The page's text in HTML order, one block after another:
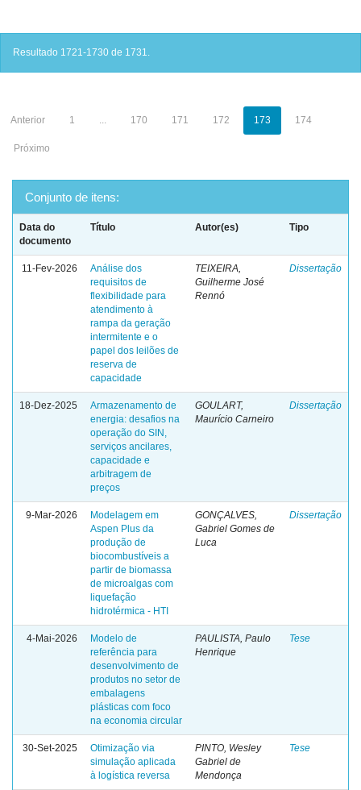
Resultado 1721-1730 de 1731.
Anterior 1 ... 170 171 172 173 174
Próximo
Conjunto de itens:
Data do
documento
Título Autor(es) Tipo
11-Fev-2026
Análise dos
requisitos de
flexibilidade para
atendimento à
rampa da geração
intermitente e o
papel dos leilões de
reserva de
capacidade
TEIXEIRA,
Guilherme José
Rennó
Dissertação
18-Dez-2025
Armazenamento de
energia: desafios na
operação do SIN,
serviços ancilares,
capacidade e
arbitragem de
preços
GOULART,
Maurício Carneiro
Dissertação
9-Mar-2026
Modelagem em
Aspen Plus da
produção de
biocombustíveis a
partir de biomassa
de microalgas com
liquefação
hidrotérmica - HTI
GONÇALVES,
Gabriel Gomes de
Luca
Dissertação
4-Mai-2026
Modelo de
referência para
desenvolvimento de
produtos no setor de
embalagens
plásticas com foco
na economia circular
PAULISTA, Paulo
Henrique
Tese
30-Set-2025
Otimização via
simulação aplicada
à logística reversa
PINTO, Wesley
Gabriel de
Mendonça
Tese